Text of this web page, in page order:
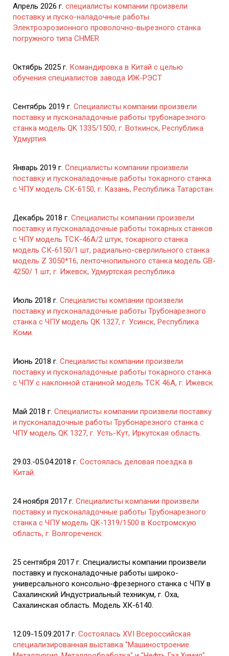
Апрель 2026 г. специалисты компании произвели
поставку и пуско-наладочные работы
Электроэрозионного проволочно-вырезного станка
погружного типа CHMER
Октябрь 2025 г. Командировка в Китай с целью
обучения специалистов завода ИЖ-РЭСТ
Сентябрь 2019 г. Специалисты компании произвели
поставку и пусконаладочные работы трубонарезного
станка модель QK 1335/1500, г. Воткинск, Республика
Удмуртия.
Январь 2019 г. Специалисты компании произвели
поставку и пусконаладочные работы токарного станка
с ЧПУ модель СК-6150, г. Казань, Республика Татарстан.
Декабрь 2018 г. Специалисты компании произвели
поставку и пусконаладочные работы токарных станков
с ЧПУ модель ТСК-46А/2 штук, токарного станка
модель СК-6150/1 шт, радиально-сверлильного станка
модель Z 3050*16, ленточнопильного станка модель GB-
4250/ 1 шт, г. Ижевск, Удмуртская республика
Июль 2018 г. Специалисты компании произвели
поставку и пусконаладочные работы Трубонарезного
станка с ЧПУ модель QK 1327, г. Усинск, Республика
Коми.
Июнь 2018 г. Специалисты компании произвели
поставку и пусконаладочные работы токарного станка
с ЧПУ с наклонной станиной модель ТСК 46А, г. Ижевск.
Май 2018 г. Специалисты компании произвели поставку
и пусконаладочные работы Трубонарезного станка с
ЧПУ модель QK 1327, г. Усть-Кут, Иркутская область.
29.03.-05.04.2018 г. Состоялась деловая поездка в
Китай.
24 ноября 2017 г. Специалисты компании произвели
поставку и пусконаладочные работы Трубонарезного
станка с ЧПУ модель QK-1319/1500 в Костромскую
область, г. Волгореченск.
25 сентября 2017 г. Специалисты компании произвели
поставку и пусконаладочные работы широко-
универсального консольно-фрезерного станка с ЧПУ в
Сахалинский Индустриальный техникум, г. Оха,
Сахалинская область. Модель ХК-6140.
12.09-15.09.2017 г. Состоялась XVI Всероссийская
специализированная выставка "Машиностроение.